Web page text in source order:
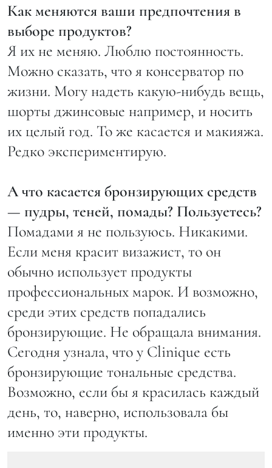
Как меняются ваши предпочтения в
выборе продуктов?
Я их не меняю. Люблю постоянность.
Можно сказать, что я консерватор по
жизни. Могу надеть какую-нибудь вещь,
шорты джинсовые например, и носить
их целый год. То же касается и макияжа.
Редко экспериментирую.
А что касается бронзирующих средств
— пудры, теней, помады? Пользуетесь?
Помадами я не пользуюсь. Никакими.
Если меня красит визажист, то он
обычно использует продукты
профессиональных марок. И возможно,
среди этих средств попадались
бронзирующие. Не обращала внимания.
Сегодня узнала, что у Clinique есть
бронзирующие тональные средства.
Возможно, если бы я красилась каждый
день, то, наверно, использовала бы
именно эти продукты.